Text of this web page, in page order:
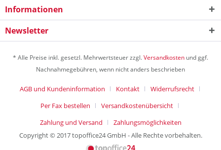
Informationen
Newsletter
* Alle Preise inkl. gesetzl. Mehrwertsteuer zzgl.Versandkosten und ggf.
Nachnahmegebühren, wenn nicht anders beschrieben
AGB und Kundeninformation Kontakt
Widerrufsrecht
Per Fax bestellen
Versandkostenübersicht
Zahlung und Versand
Zahlungsmöglichkeiten
Copyright © 2017 topoffice24 GmbH - Alle Rechte vorbehalten.